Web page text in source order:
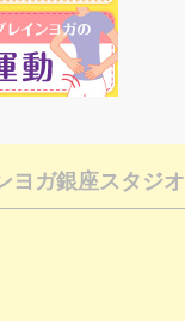
ヨガ銀座スタジオ